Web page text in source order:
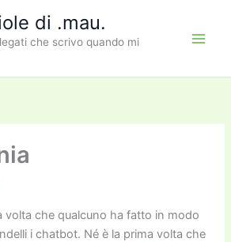
di .mau.
che scrivo quando mi
volta che qualcuno ha fatto in modo
i chatbot. Né è la prima volta che